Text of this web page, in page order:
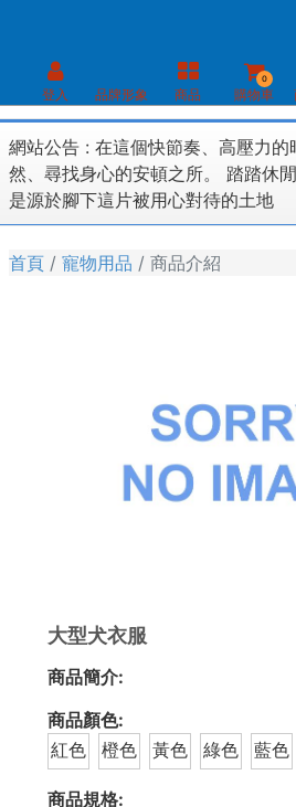
網站公告 : 在這個快節奏、高壓力的
然、尋找身心的安頓之所。 踏踏休
是源於腳下這片被用心對待的土地
登入 品牌形象 商品 購物車
0
首頁 寵物用品 商品介紹
大型犬衣服
商品簡介:
商品顏色:
紅色
橙色 黃色 綠色 藍色
商品規格: